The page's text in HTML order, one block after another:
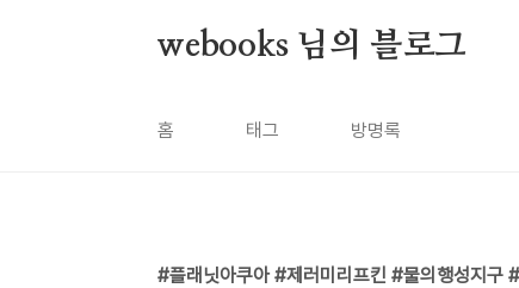
webooks 님의 블로그
홈 태그 방명록
플래닛아쿠아 #제러미리프킨 #물의행성지구